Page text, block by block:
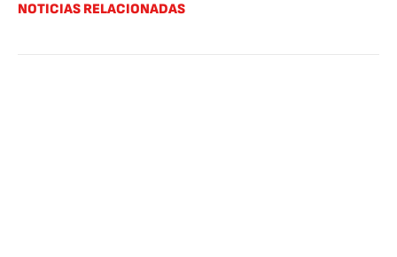
NOTICIAS RELACIONADAS